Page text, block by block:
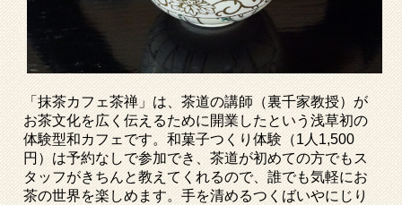
「抹茶カフェ茶禅」は、茶道の講師（裏千家教授）が
お茶文化を広く伝えるために開業したという浅草初の
体験型和カフェです。和菓子つくり体験（1 人 1,500
円）は予約なしで参加でき、茶道が初めての方でもス
タッフがきちんと教えてくれるので、誰でも気軽にお
茶の世界を楽しめます。手を清めるつくばいやにじり